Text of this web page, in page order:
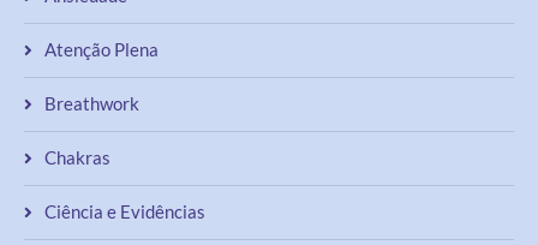
Atenção Plena
Breathwork
Chakras
Ciência e Evidências